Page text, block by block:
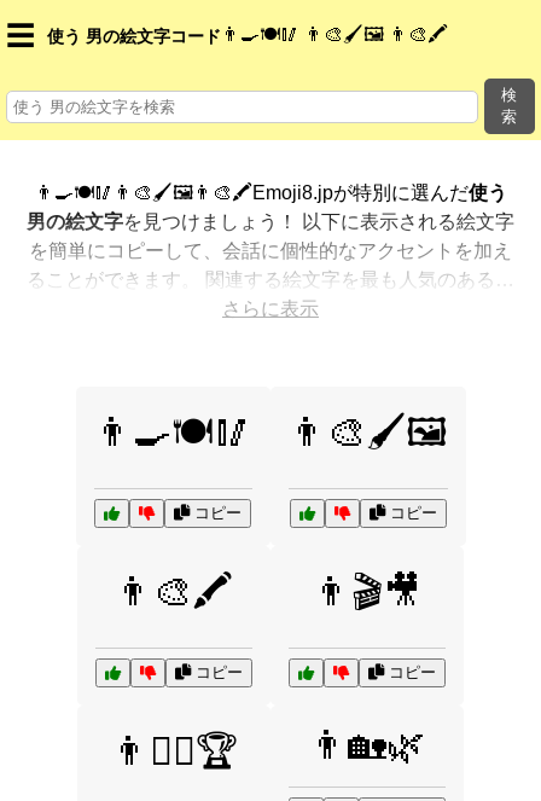
☰ 使う 男の絵文字コード 👨🍳🍽️🥢 👨🎨🖌️🖼️ 👨🎨🖍️
検
索
👨🍳🍽️🥢👨🎨🖌️🖼️👨🎨🖍️Emoji8.jpが特別に選んだ使う
男の絵文字を見つけましょう！ 以下に表示される絵文字
を簡単にコピーして、会話に個性的なアクセントを加え
ることができます。 関連する絵文字を最も人気のある順
に表示しました。さらに多くのオプションが欲しいです
さらに表示
👨🍳🍽️🥢
コピー
👨🎨🖌️🖼️
コピー
👨🎨🖍️
コピー
👨🎬🎥
コピー
👨🏋️‍♂️🏆 👨🏡🌿